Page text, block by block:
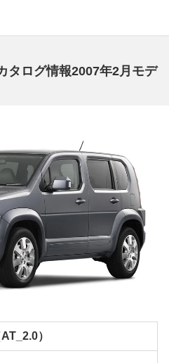
タログ情報2007年2月モデ
）